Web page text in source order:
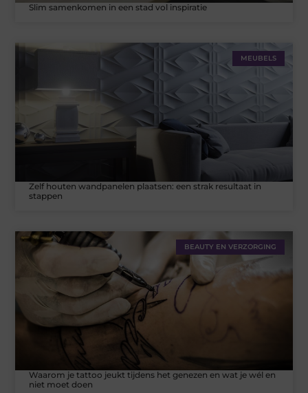
Slim samenkomen in een stad vol inspiratie
MEUBELS
Zelf houten wandpanelen plaatsen: een strak resultaat in
stappen
BEAUTY EN VERZORGING
Waarom je tattoo jeukt tijdens het genezen en wat je wél en
niet moet doen